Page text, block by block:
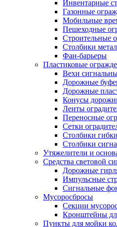
Инвентарные
Газонные
Мобильные
Пешеходные
Строительные
Столбики
Фан-барьеры
Пластиковые
Вехи
Дорожные
Дорожные
Конусы
Ленты
Переносные
Сетки
Столбики
Столбики
Утяжелители и
Средства световой
Дорожные
Импульсные
Сигнальные
Мусоросбросы
Секции
Кронштейны
Пункты для мойки